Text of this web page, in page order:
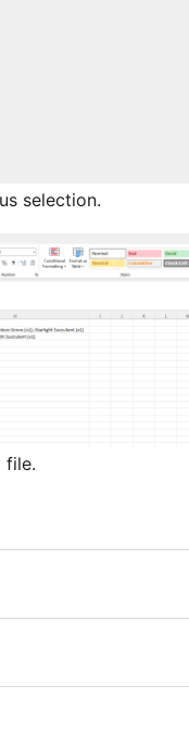
selection.
file.